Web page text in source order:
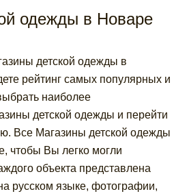
одежды в Новаре
детской одежды в
рейтинг самых популярных и
наиболее
детской одежды и перейти
Все Магазины детской одежды
чтобы Вы легко могли
объекта представлена
русском языке, фотографии,